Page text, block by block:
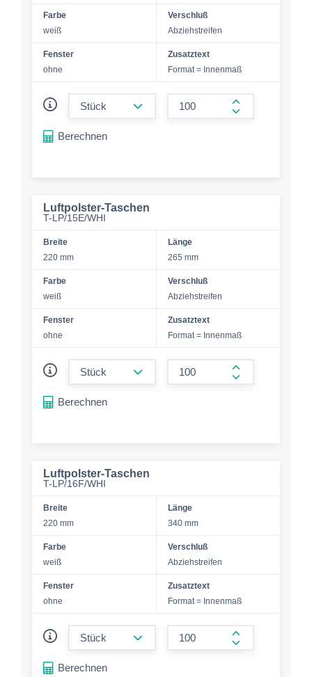
Farbe
weiß
Verschluß
Abziehstreifen
Fenster
ohne
Zusatztext
Format = Innenmaß
form.increase-
Berechnen
Luftpolster-Taschen
T-LP/15E/WHI
Breite
220 mm
Länge
265 mm
Farbe
weiß
Verschluß
Abziehstreifen
Fenster
ohne
Zusatztext
Format = Innenmaß
form.increase-
Berechnen
Luftpolster-Taschen
T-LP/16F/WHI
Breite
220 mm
Länge
340 mm
Farbe
weiß
Verschluß
Abziehstreifen
Fenster
ohne
Zusatztext
Format = Innenmaß
form.increase-
Berechnen